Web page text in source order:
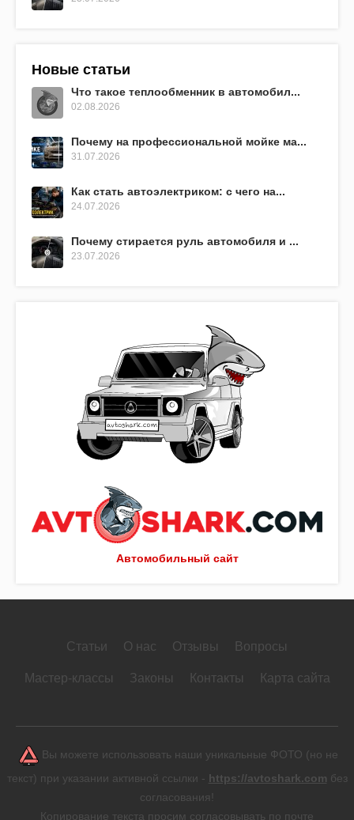
Автомобильный сайт
Новые статьи
Что такое теплообменник в автомобил...
02.08.2026
Почему на профессиональной мойке ма...
31.07.2026
Как стать автоэлектриком: с чего на...
24.07.2026
Почему стирается руль автомобиля и ...
23.07.2026
Статьи О нас Отзывы Вопросы
Мастер-классы Законы Контакты Карта сайта
Вы можете использовать наши уникальные ФОТО (но не
текст) при указании активной ссылки - https://avtoshark.com без
согласования!
Копирование текста просим согласовывать по почте